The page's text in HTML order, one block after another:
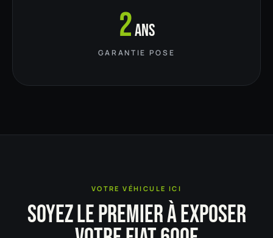
2ans
GARANTIE POSE
VOTRE VÉHICULE ICI
SOYEZ LE PREMIER À EXPOSER